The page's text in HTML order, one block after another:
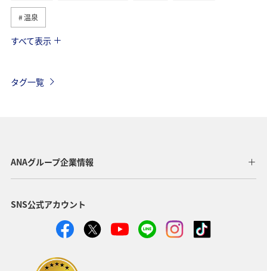
温泉
秋 海
夏 沖縄 名古屋 フォトジェニックな写真を撮る
ワカサギ 川
すべて表示
タグ一覧
ANAグループ企業情報
SNS公式アカウント